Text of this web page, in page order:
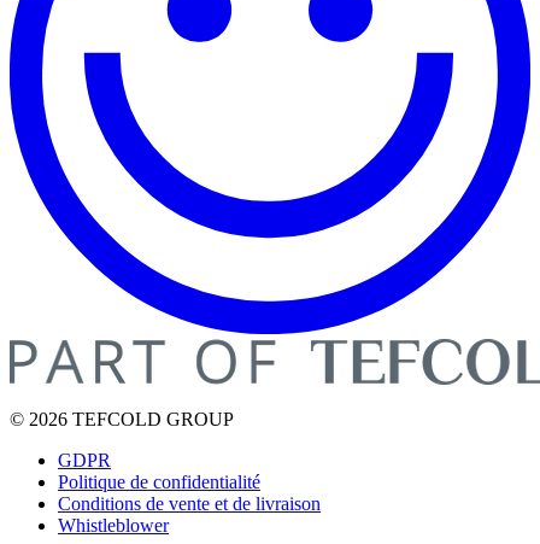
© 2026 TEFCOLD GROUP
GDPR
Politique de confidentialité
Conditions de vente et de livraison
Whistleblower